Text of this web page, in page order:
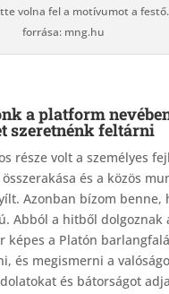
volna fel a motívumot a
forrása: mng.hu
a platform
szeretnénk feltárni
része volt a személyes
és a közös
Azonban bízom benne,
Abból a hitből dolgoznak
képes a Platón
és megismerni a
és bátorságot